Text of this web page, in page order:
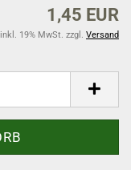
1,45 EUR
inkl. 19% MwSt. zzgl. Versand